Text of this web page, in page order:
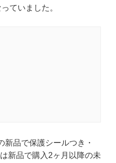
ていました。
新品で保護シールつき・
新品で購入2ヶ月以降の未